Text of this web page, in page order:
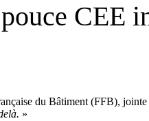
CEE
du Bâtiment (FFB),
»